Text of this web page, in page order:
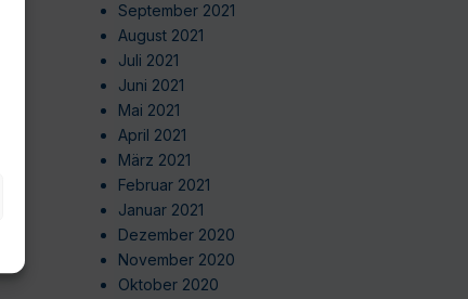
September 2021
August 2021
Juli 2021
Juni 2021
Mai 2021
April 2021
März 2021
Februar 2021
Januar 2021
Dezember 2020
November 2020
Oktober 2020